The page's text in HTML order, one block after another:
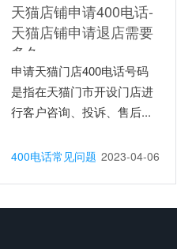
天猫店铺申请400电话-
天猫店铺申请退店需要
多久
申请天猫门店400电话号码
是指在天猫门市开设门店进
行客户咨询、投诉、售后...
400电话常见问题 2023-04-06